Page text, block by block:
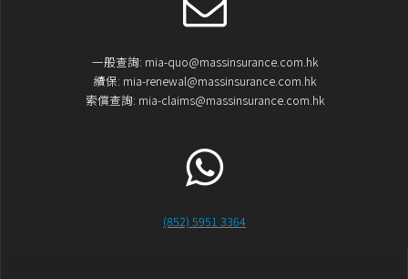
一般查詢: mia-quo@massinsurance.com.hk
續保: mia-renewal@massinsurance.com.hk
索償查詢: mia-claims@massinsurance.com.hk
(852) 5951 3364